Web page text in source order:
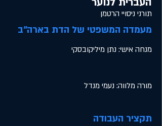
תורני ניסויי הרטמן
מעמדה המשפטי של הדת בארה"ב
מנחה אישי: נתן מיליקובסקי
מורה מלווה: נעמי מנדל
תקציר העבודה